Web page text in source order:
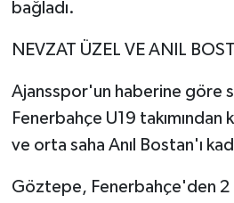
bağladı.
NEVZAT ÜZEL VE ANIL
Ajansspor'un haberine göre
Fenerbahçe U19 takımından
ve orta saha Anıl Bostan'ı
Göztepe, Fenerbahçe'den 2
Türkiye Basketbol Ligi
Kadınlar Basketbol Ligi
Formula 1